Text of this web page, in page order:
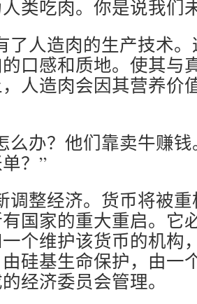
类吃肉。你是说我们
了人造肉的生产技术
口感和质地。使其与
人造肉会因其营养价
么办？他们靠卖牛赚
？”
调整经济。货币将被
国家的重大重启。它
个维护该货币的机构
硅基生命保护，由一
经济委员会管理。